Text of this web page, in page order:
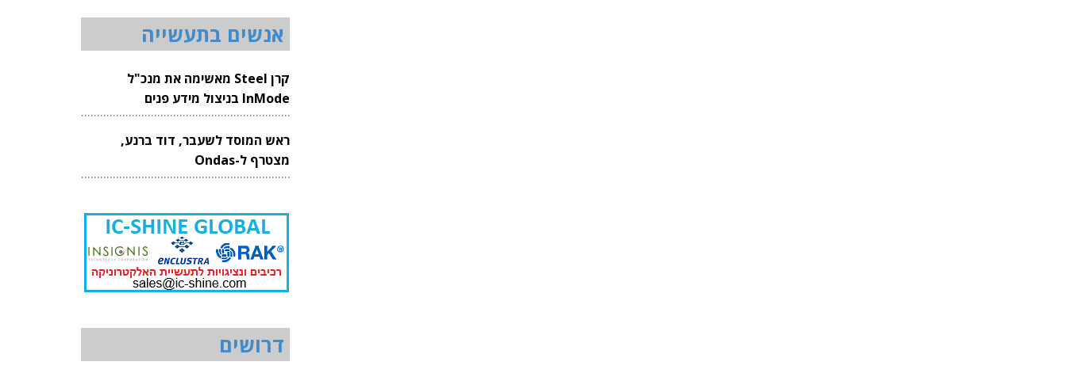
אנשים בתעשייה
קרן Steel מאשימה את מנכ"ל
InMode בניצול מידע פנים
ראש המוסד לשעבר, דוד ברנע,
מצטרף ל-Ondas
דרושים